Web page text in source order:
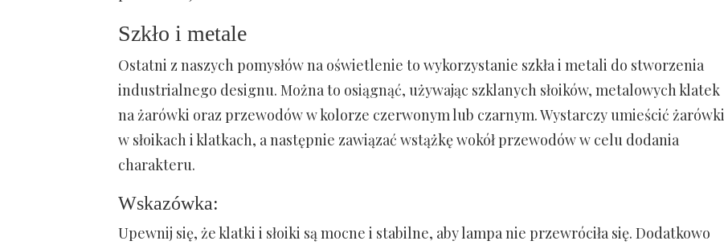
Szkło i metale
Ostatni z naszych pomysłów na oświetlenie to wykorzystanie szkła i metali do stworzenia
industrialnego designu. Można to osiągnąć, używając szklanych słoików, metalowych klatek
na żarówki oraz przewodów w kolorze czerwonym lub czarnym. Wystarczy umieścić żarówki
w słoikach i klatkach, a następnie zawiązać wstążkę wokół przewodów w celu dodania
charakteru.
Wskazówka:
Upewnij się, że klatki i słoiki są mocne i stabilne, aby lampa nie przewróciła się. Dodatkowo